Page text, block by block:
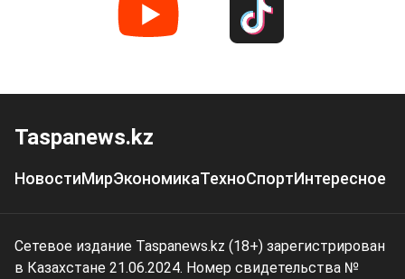
Taspanews.kz
НовостиМирЭкономикаТехноСпортИнтересное
Сетевое издание Taspanews.kz (18+) зарегистрирован
в Казахстане 21.06.2024. Номер свидетельства №